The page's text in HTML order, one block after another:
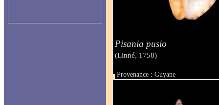
Pisania pusio
(Linné, 1758)
Provenance : Guyane
Taille : 26 mm